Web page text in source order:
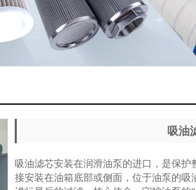
吸油
吸油滤芯安装在润滑油泵的进口，是保
接安装在油箱底部或侧面，位于油泵的